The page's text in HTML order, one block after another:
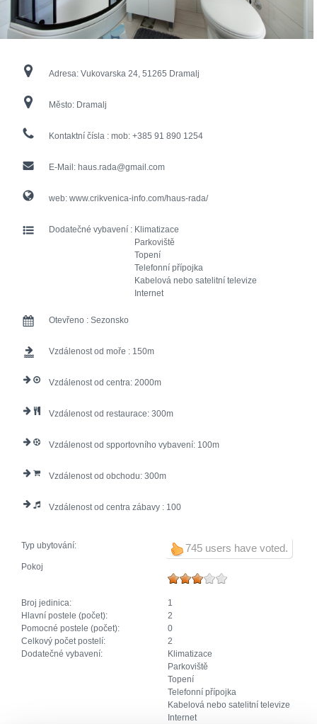
Adresa: Vukovarska 24, 51265 Dramalj
Město: Dramalj
Kontaktní čísla : mob: +385 91 890 1254
E-Mail: haus.rada@gmail.com
web: www.crikvenica-info.com/haus-rada/
Dodatečné vybavení : Klimatizace
Parkoviště
Topení
Telefonní přípojka
Kabelová nebo satelitní televize
Internet
Otevřeno : Sezonsko
Vzdálenost od moře : 150
Vzdálenost od centra: 2000
Vzdálenost od restaurace: 300
Vzdálenost od spportovního vybavení: 100
Vzdálenost od obchodu: 300
Vzdálenost od centra zábavy : 100
745 users have voted.
Typ ubytování:
Pokoj
Broj jedinica:
1
Hlavní postele (počet):
2
Pomocné postele (počet):
0
Celkový počet postelí:
2
Dodatečné vybavení:
Klimatizace
Parkoviště
Topení
Telefonní přípojka
Kabelová nebo satelitní televize
Internet